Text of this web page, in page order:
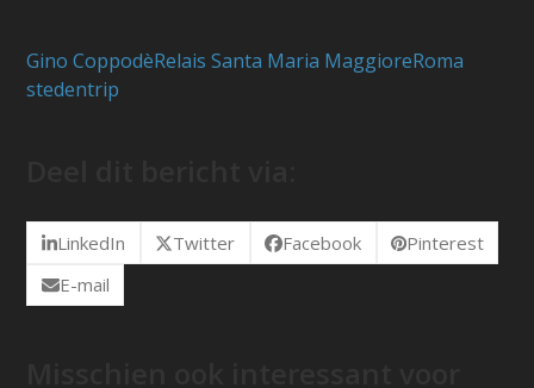
Gino CoppodèRelais Santa Maria MaggioreRoma
stedentrip
LinkedIn Twitter Facebook
Pinterest
E-mail